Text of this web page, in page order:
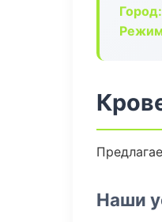
Город:
Наши